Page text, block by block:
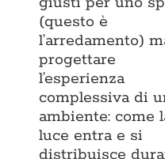
(questo è
l’arredamento)
progettare
l’esperienza
complessiva di
ambiente: come
luce entra e si
distribuisce